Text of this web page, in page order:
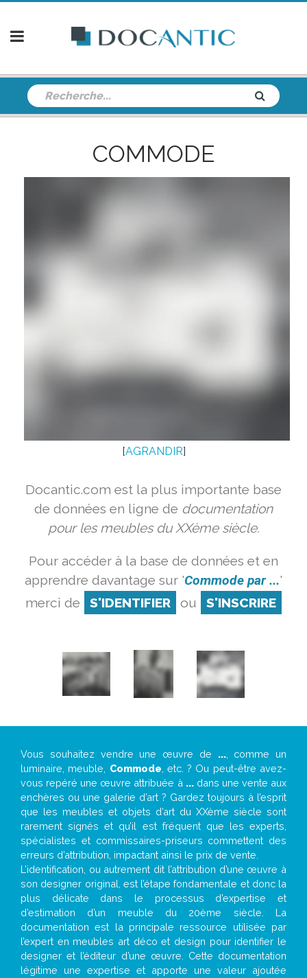
COMMODE
[AGRANDIR]
Docantic.com est la plus importante base
de données en ligne de documentation
pour les meubles du XXème siècle.
Pour accéder à la base de données et en
apprendre davantage sur 'Commode par ...'
merci de
S'IDENTIFIER ou S'INSCRIRE
Vous souhaitez vendre une œuvre de ..., comme un
luminaire, meuble, Commode , etc. ? Ou peut-être avez-
vous repéré une œuvre attribuée à ...dans une vente aux
enchères ou une galerie d’art ? Gardez toujours à l’esprit
que les meubles et objets d’art du XXème siècle sont
rarement signés et qu’il est fréquent que les experts,
spécialistes et commissaires-priseurs commettent des
erreurs d’attribution, impactant ainsi le prix de vente.
L’identification, ou autrement dit l’attribution d’une œuvre à
son designer original, est l’étape fondamentale et donc la
plus délicate dans le processus d’expertise et
d’estimation d’un meuble du 20ème siècle. La
documentation est la principale ressource utilisée par
l’expert en meubles art déco et design pour identifier le
designer et l’éditeur d’une œuvre. Cette documentation
légitime une expertise et apporte une valeur ajoutée